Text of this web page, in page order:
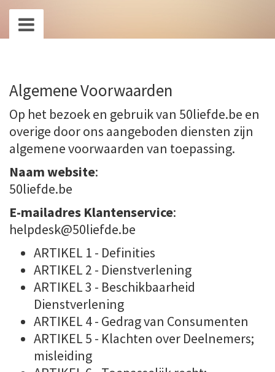
Algemene Voorwaarden
Op het bezoek en gebruik van 50liefde.be en
overige door ons aangeboden diensten zijn
algemene voorwaarden van toepassing.
Naam website:
50liefde.be
E-mailadres Klantenservice:
helpdesk@50liefde.be
ARTIKEL 1 - Definities
ARTIKEL 2 - Dienstverlening
ARTIKEL 3 - Beschikbaarheid
Dienstverlening
ARTIKEL 4 - Gedrag van Consumenten
ARTIKEL 5 - Klachten over Deelnemers;
misleiding